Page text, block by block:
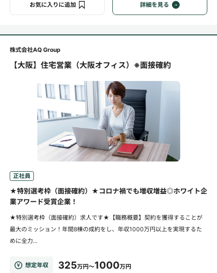
お気に入りに追加 詳細を見る
株式会社AQ Group
【大阪】住宅営業（大阪オフィス）※面接確約
正社員
★特別選考枠（面接確約）★コロナ禍でも増収増益◎ホワイト企
業アワード受賞企業！
★特別選考枠（面接確約）求人です★【職務概要】契約を獲得することが
最大のミッション！年間8棟の成約をし、年収1000万円以上を実現するた
めに全力...
想定年収 325万円～1000万円